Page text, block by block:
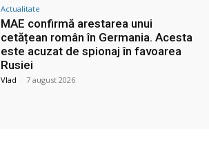
Actualitate
MAE confirmă arestarea unui
cetățean român în Germania. Acesta
este acuzat de spionaj în favoarea
Rusiei
Vlad - 7 august 2026